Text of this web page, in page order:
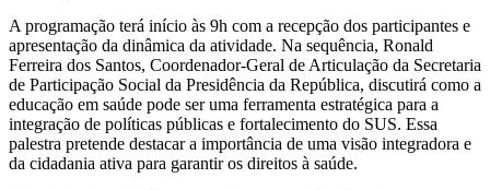
A programação terá início às 9h com a recepção dos participantes e
apresentação da dinâmica da atividade. Na sequência, Ronald
Ferreira dos Santos, Coordenador-Geral de Articulação da Secretaria
de Participação Social da Presidência da República, discutirá como a
educação em saúde pode ser uma ferramenta estratégica para a
integração de políticas públicas e fortalecimento do SUS. Essa
palestra pretende destacar a importância de uma visão integradora e
da cidadania ativa para garantir os direitos à saúde.